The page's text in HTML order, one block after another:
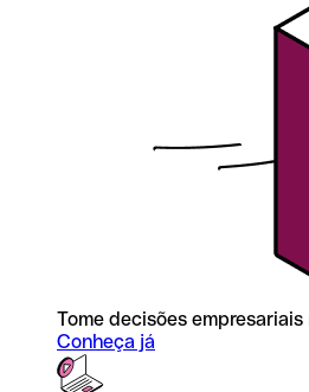
Tome decisões
Conheça já